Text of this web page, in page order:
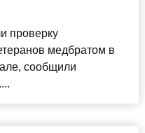
проверку
медбратом в
сообщили